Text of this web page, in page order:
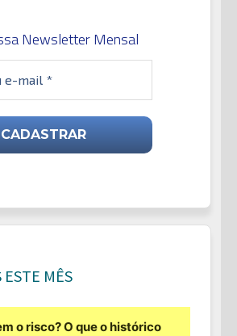
Newsletter Mensal
MÊS